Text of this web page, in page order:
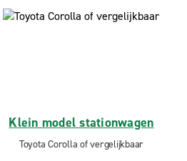
Klein model stationwagen
Toyota Corolla of vergelijkbaar